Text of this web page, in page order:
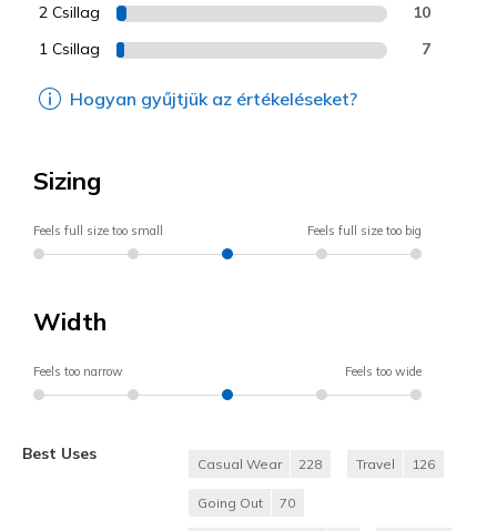
2 Csillag 10
1 Csillag 7
Hogyan gyűjtjük az értékeléseket?
Sizing
Feels full size too small Feels full size too big
Width
Feels too narrow Feels too wide
Best Uses
Casual Wear 228 Travel 126
Going Out 70